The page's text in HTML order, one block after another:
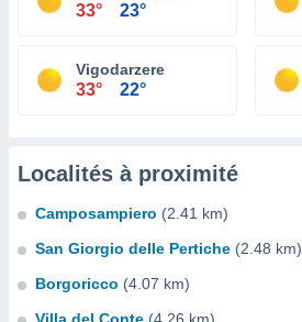
33° 23°
Vigodarzere
33° 22°
Localités à proximité
Camposampiero (2.41 km)
San Giorgio delle Pertiche (2.48 km)
Borgoricco (4.07 km)